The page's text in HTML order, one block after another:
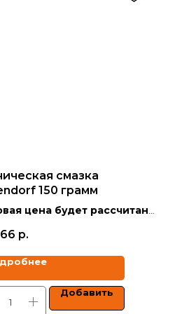
смазка
150 грамм
цена будет рассчитана
заказа.
указаны с учетом НДС.
р.
Добавить